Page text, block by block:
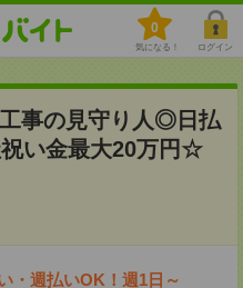
0
気になる！ ログイン
工事の見守り人◎日払
い金最大20万円☆
・週払いOK！週1日～